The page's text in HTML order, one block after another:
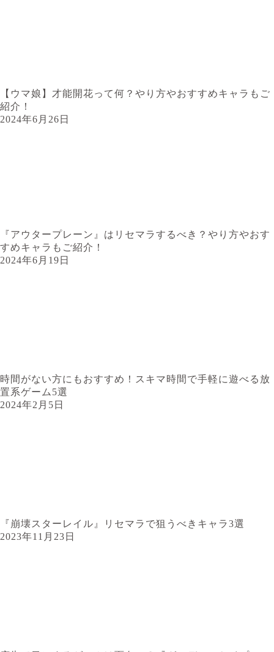
【ウマ娘】才能開花って何？やり方やおすすめキャラもご
紹介！
2024年6月26日
『アウタープレーン』はリセマラするべき？やり方やおす
すめキャラもご紹介！
2024年6月19日
時間がない方にもおすすめ！スキマ時間で手軽に遊べる放
置系ゲーム5選
2024年2月5日
『崩壊スターレイル』リセマラで狙うべきキャラ3選
2023年11月23日